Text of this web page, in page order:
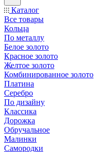
Каталог
Все товары
Кольца
По металлу
Белое золото
Красное золото
Желтое золото
Комбинированное золото
Платина
Серебро
По дизайну
Классика
Дорожка
Обручальное
Малинки
Самородки